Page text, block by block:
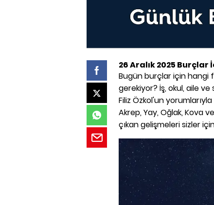
26 Aralık 2025 Burçlar
Bugün burçlar için hangi
gerekiyor? İş, okul, aile
Filiz Özkol'un
Akrep, Yay, Oğlak, Kova
çıkan gelişmeleri sizler